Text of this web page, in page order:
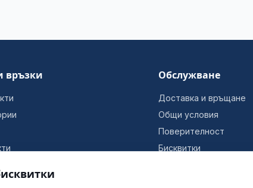
връзки Обслужване
Доставка и връщане
Общи условия
Поверителност
Бисквитки